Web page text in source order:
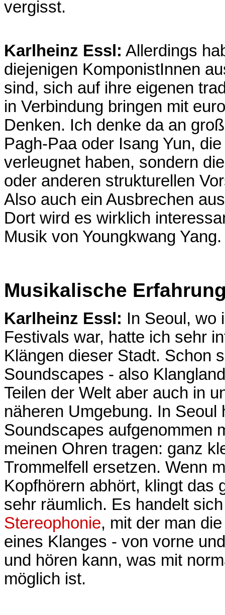
vergisst.
Karlheinz Essl: Allerdings
diejenigen KomponistInnen
sind, sich auf ihre eigenen
in Verbindung bringen mit
Denken. Ich denke da an
Pagh-Paa oder Isang Yun,
verleugnet haben, sondern
oder anderen strukturellen
Also auch ein Ausbrechen
Dort wird es wirklich
Musik von Youngkwang Yang.
Musikalische
Karlheinz Essl: In Seoul, wo
Festivals war, hatte ich sehr
Klängen dieser Stadt. Schon
Soundscapes - also
Teilen der Welt aber auch in
näheren Umgebung. In
Soundscapes aufgenommen
meinen Ohren tragen: ganz
Trommelfell ersetzen. Wenn
Kopfhörern abhört, klingt das
sehr räumlich. Es handelt
Stereophonie, mit der man
eines Klanges - von vorne
und hören kann, was mit
möglich ist.